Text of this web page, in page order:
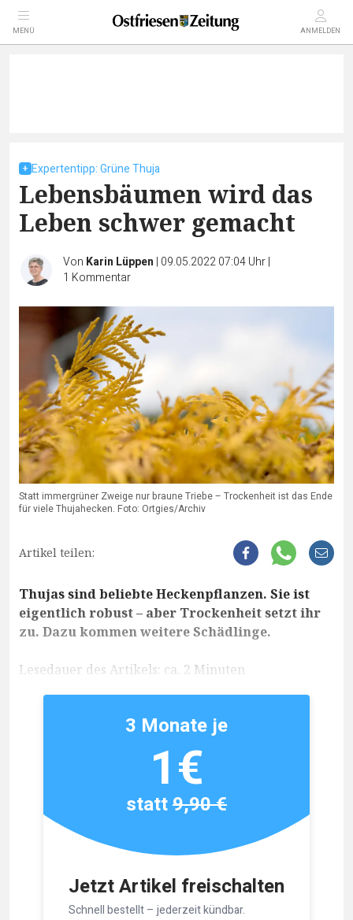
MENÜ ANMELDEN
Expertentipp: Grüne Thuja
Lebensbäumen wird das
Leben schwer gemacht
Von Karin Lüppen | 09.05.2022 07:04 Uhr|
1 Kommentar
Statt immergrüner Zweige nur braune Triebe – Trockenheit ist das Ende
für viele Thujahecken. Foto: Ortgies/Archiv
Artikel teilen:
Thujas sind beliebte Heckenpflanzen. Sie ist
eigentlich robust – aber Trockenheit setzt ihr
zu. Dazu kommen weitere Schädlinge.
Lesedauer des Artikels: ca. 2 Minuten
Jetzt Artikel freischalten
Schnell bestellt – jederzeit kündbar.
3 Monate je
1€
statt9,90 €